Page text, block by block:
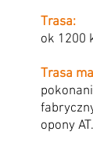
Trasa:
ok 1200
Trasa
opony